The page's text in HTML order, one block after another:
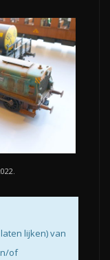
lijken) van
of